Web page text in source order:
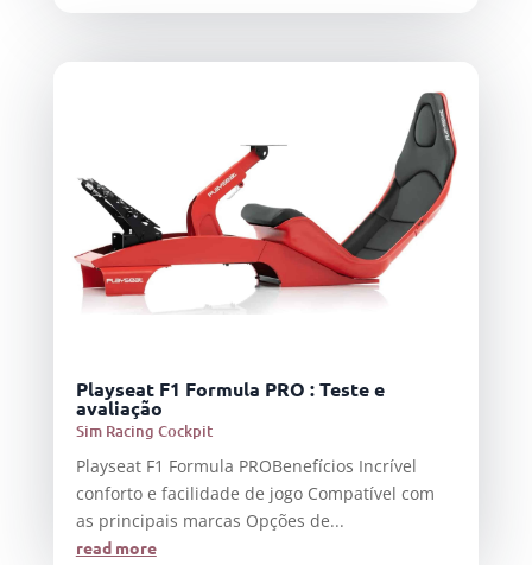
Playseat F1 Formula PRO : Teste e
avaliação
Sim Racing Cockpit
Playseat F1 Formula PROBenefícios Incrível
conforto e facilidade de jogo Compatível com
as principais marcas Opções de...
read more